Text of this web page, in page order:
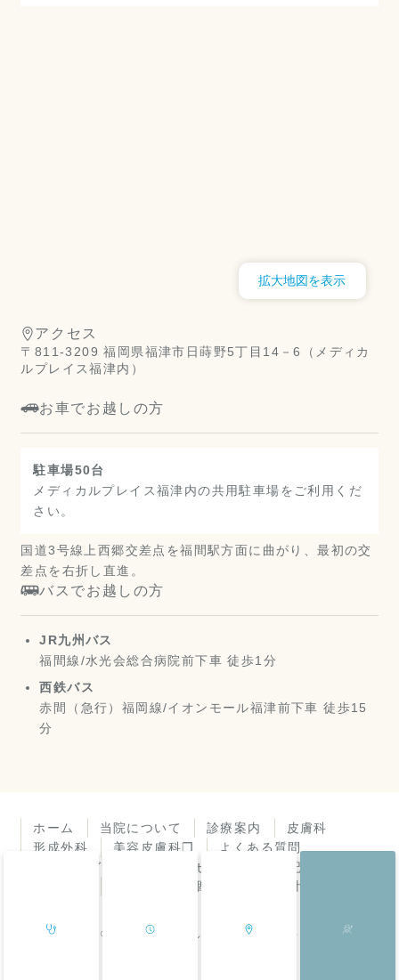
拡大地図を表示
アクセス
〒811-3209 福岡県福津市日蒔野5丁目14－6（メディカ
ルプレイス福津内）
お車でお越しの方
駐車場50台
メディカルプレイス福津内の共用駐車場をご利用くだ
さい。
国道3号線上西郷交差点を福間駅方面に曲がり、最初の交
差点を右折し直進。
バスでお越しの方
JR九州バス
福間線/水光会総合病院前下車 徒歩1分
西鉄バス
赤間（急行）福岡線/イオンモール福津前下車 徒歩15
分
ホーム 当院について 診療案内
皮膚科
形成外科
美容皮膚科❐
よくある質問
アクセスガイド
お知らせ
診療所日記
個人情報保護方針
© 福岡県福津市 よしき皮膚科・形成外科